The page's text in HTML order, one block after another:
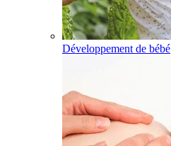
Développement de bébé